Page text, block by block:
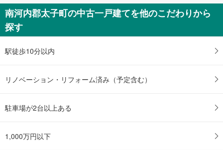
南河内郡太子町の中古一戸建てを他のこだわりから
探す
駅徒歩10分以内
リノベーション・リフォーム済み（予定含む）
駐車場が2台以上ある
1,000万円以下